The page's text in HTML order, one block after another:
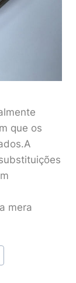
que os
mera